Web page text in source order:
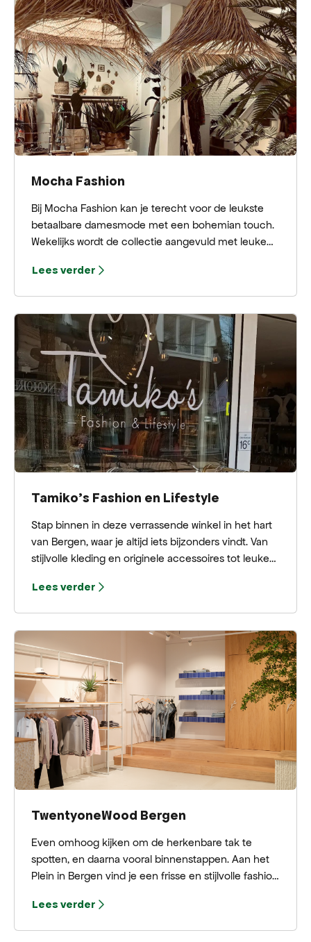
het allemaal bij Toeti Noemi. De mode musthaves
die je in het assortiment vindt, zijn onderscheidend
en bijzonder.
Mocha Fashion
Bij Mocha Fashion kan je terecht voor de leukste
betaalbare damesmode met een bohemian touch. ​
Wekelijks wordt de collectie aangevuld met leuke
vindt de collectie in de winkel in Bergen (NH), maar
Lees verder
Tamiko's Fashion en Lifestyle
Stap binnen in deze verrassende winkel in het hart
van Bergen, waar je altijd iets bijzonders vindt. Van
stijlvolle kleding en originele accessoires tot leuke
bent naar een nieuw outfit, een mooi cadeau of
Lees verder
TwentyoneWood Bergen
Even omhoog kijken om de herkenbare tak te
spotten, en daarna vooral binnenstappen. Aan het
Plein in Bergen vind je een frisse en stijlvolle fashion
samenkomen. De winkel is open en licht ingericht,
Lees verder